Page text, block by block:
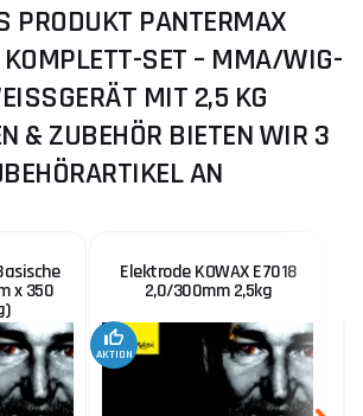
PRODUKT PANTERMAX
SET – MMA/WIG-
MIT 2,5 KG E
& ZUBEHÖR BIETEN WIR 3
AN
x 350
Elektrode KOWAX E7018
2,0/300mm 2,5kg
AKTION